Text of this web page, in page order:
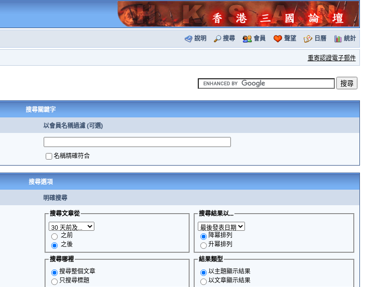
說明 搜尋 會員 聲望 日曆 統計
重寄認證電子郵件
搜尋關鍵字
以會員名稱過濾 (可選)
名稱精確符合
搜尋選項
明確搜尋
搜尋文章從
之前
之後
搜尋結果以...
降冪排列
升冪排列
搜尋哪裡
搜尋整個文章
只搜尋標題
結果類型
以主題顯示結果
以文章顯示結果